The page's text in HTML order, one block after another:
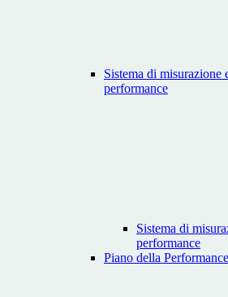
Sistema di misurazione
performance
Sistema di
performance
Piano della Performance